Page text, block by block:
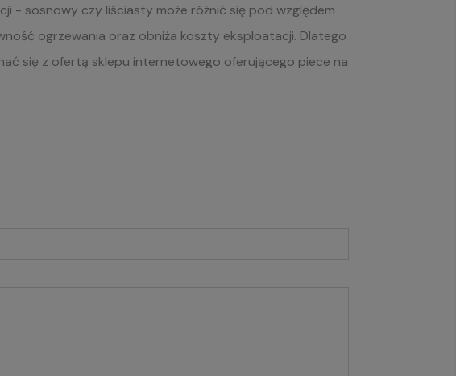
- sosnowy czy liściasty może różnić się pod względem
ogrzewania oraz obniża koszty eksploatacji. Dlatego
się z ofertą sklepu internetowego oferującego piece na